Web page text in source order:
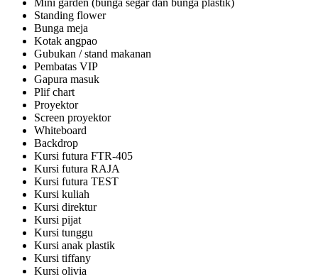
Mini garden (bunga segar dan bunga plastik)
Standing flower
Bunga meja
Kotak angpao
Gubukan / stand makanan
Pembatas VIP
Gapura masuk
Plif chart
Proyektor
Screen proyektor
Whiteboard
Backdrop
Kursi futura FTR-405
Kursi futura RAJA
Kursi futura TEST
Kursi kuliah
Kursi direktur
Kursi pijat
Kursi tunggu
Kursi anak plastik
Kursi tiffany
Kursi olivia